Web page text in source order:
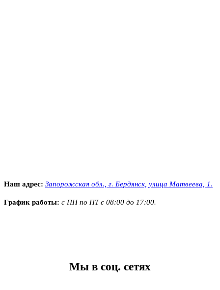
Наш адрес: Запорожская обл., г. Бердянск, улица Матвеева, 1.
График работы: с ПН по ПТ с 08:00 до 17:00.
Мы в соц. сетях